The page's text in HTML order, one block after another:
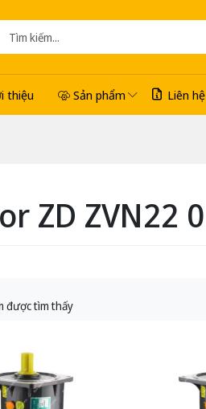
thiệu Sản phẩm Liên hệ
ZD ZVN22 0
được tìm thấy